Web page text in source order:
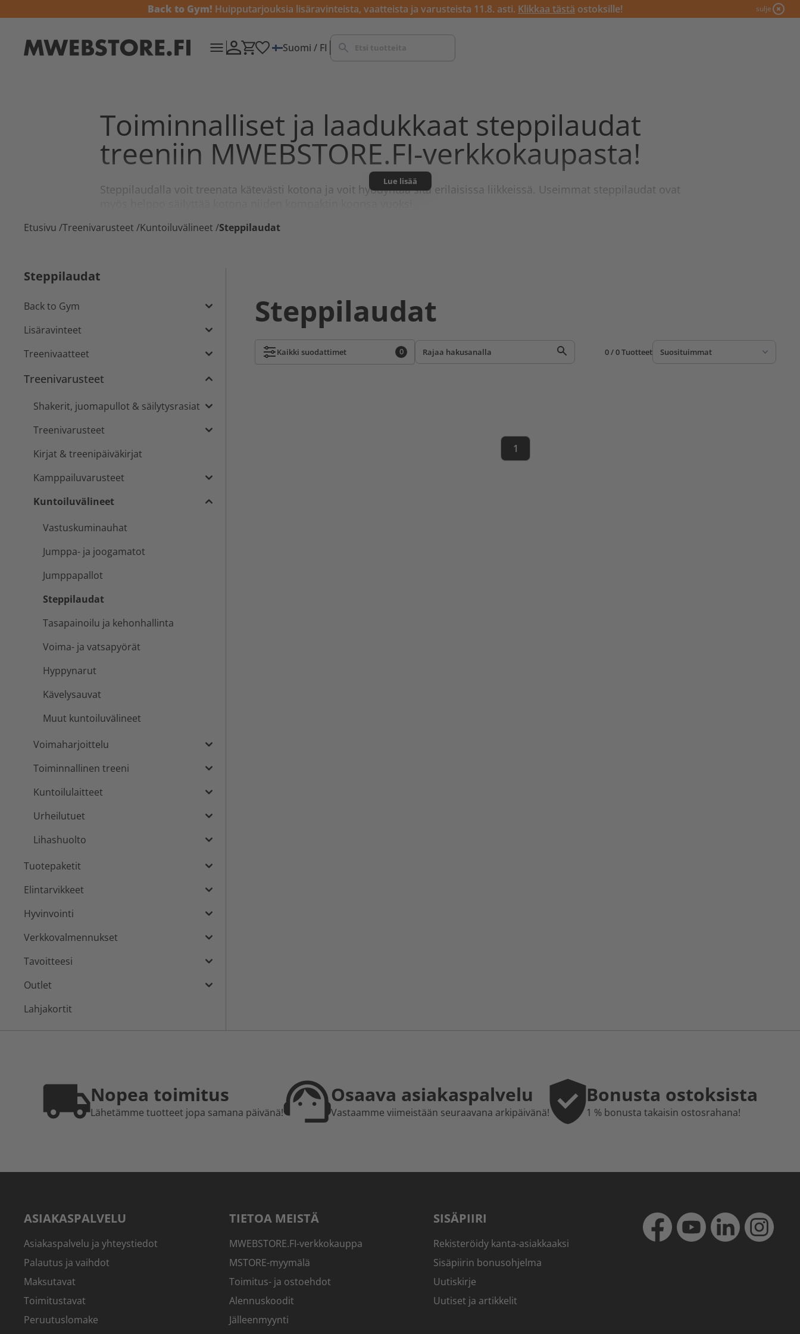
Back to Gym! Huipputarjouksia lisäravinteista, vaatteista ja varusteista 11.8. asti. Klikkaa tästä ostoksille! sulje
Suomi / FI
Toiminnalliset ja laadukkaat steppilaudat
treeniin MWEBSTORE.FI-verkkokaupasta!
Steppilaudalla voit treenata kätevästi kotona ja voit hyödyntää sitä erilaisissa liikkeissä. Useimmat steppilaudat ovat
Lue lisää
Etusivu /Treenivarusteet /Kuntoiluvälineet /Steppilaudat
Steppilaudat
Back to Gym
Lisäravinteet
Treenivaatteet
Treenivarusteet
Shakerit, juomapullot & säilytysrasiat
Treenivarusteet
Kirjat & treenipäiväkirjat
Kamppailuvarusteet
Kuntoiluvälineet
Vastuskuminauhat
Jumppa- ja joogamatot
Jumppapallot
Steppilaudat
Tasapainoilu ja kehonhallinta
Voima- ja vatsapyörät
Hyppynarut
Kävelysauvat
Muut kuntoiluvälineet
Voimaharjoittelu
Toiminnallinen treeni
Kuntoilulaitteet
Urheilutuet
Lihashuolto
Tuotepaketit
Elintarvikkeet
Hyvinvointi
Verkkovalmennukset
Tavoitteesi
Outlet
Lahjakortit
Steppilaudat
Kaikki suodattimet 0 0 / 0 Tuotteet
1
Nopea toimitus
Lähetämme tuotteet jopa samana päivänä!
Osaava asiakaspalvelu
Vastaamme viimeistään seuraavana arkipäivänä!
Bonusta ostoksista
1 % bonusta takaisin ostosrahana!
ASIAKASPALVELU
Asiakaspalvelu ja yhteystiedot
Palautus ja vaihdot
Maksutavat
Toimitustavat
Peruutuslomake
TIETOA MEISTÄ
MWEBSTORE.FI-verkkokauppa
MSTORE-myymälä
Toimitus- ja ostoehdot
Alennuskoodit
Jälleenmyynti
SISÄPIIRI
Rekisteröidy kanta-asiakkaaksi
Sisäpiirin bonusohjelma
Uutiskirje
Uutiset ja artikkelit